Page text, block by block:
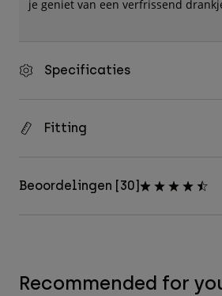
je geniet van een verfrissend
Specificaties
Fitting
Beoordelingen [30]
Recommended for